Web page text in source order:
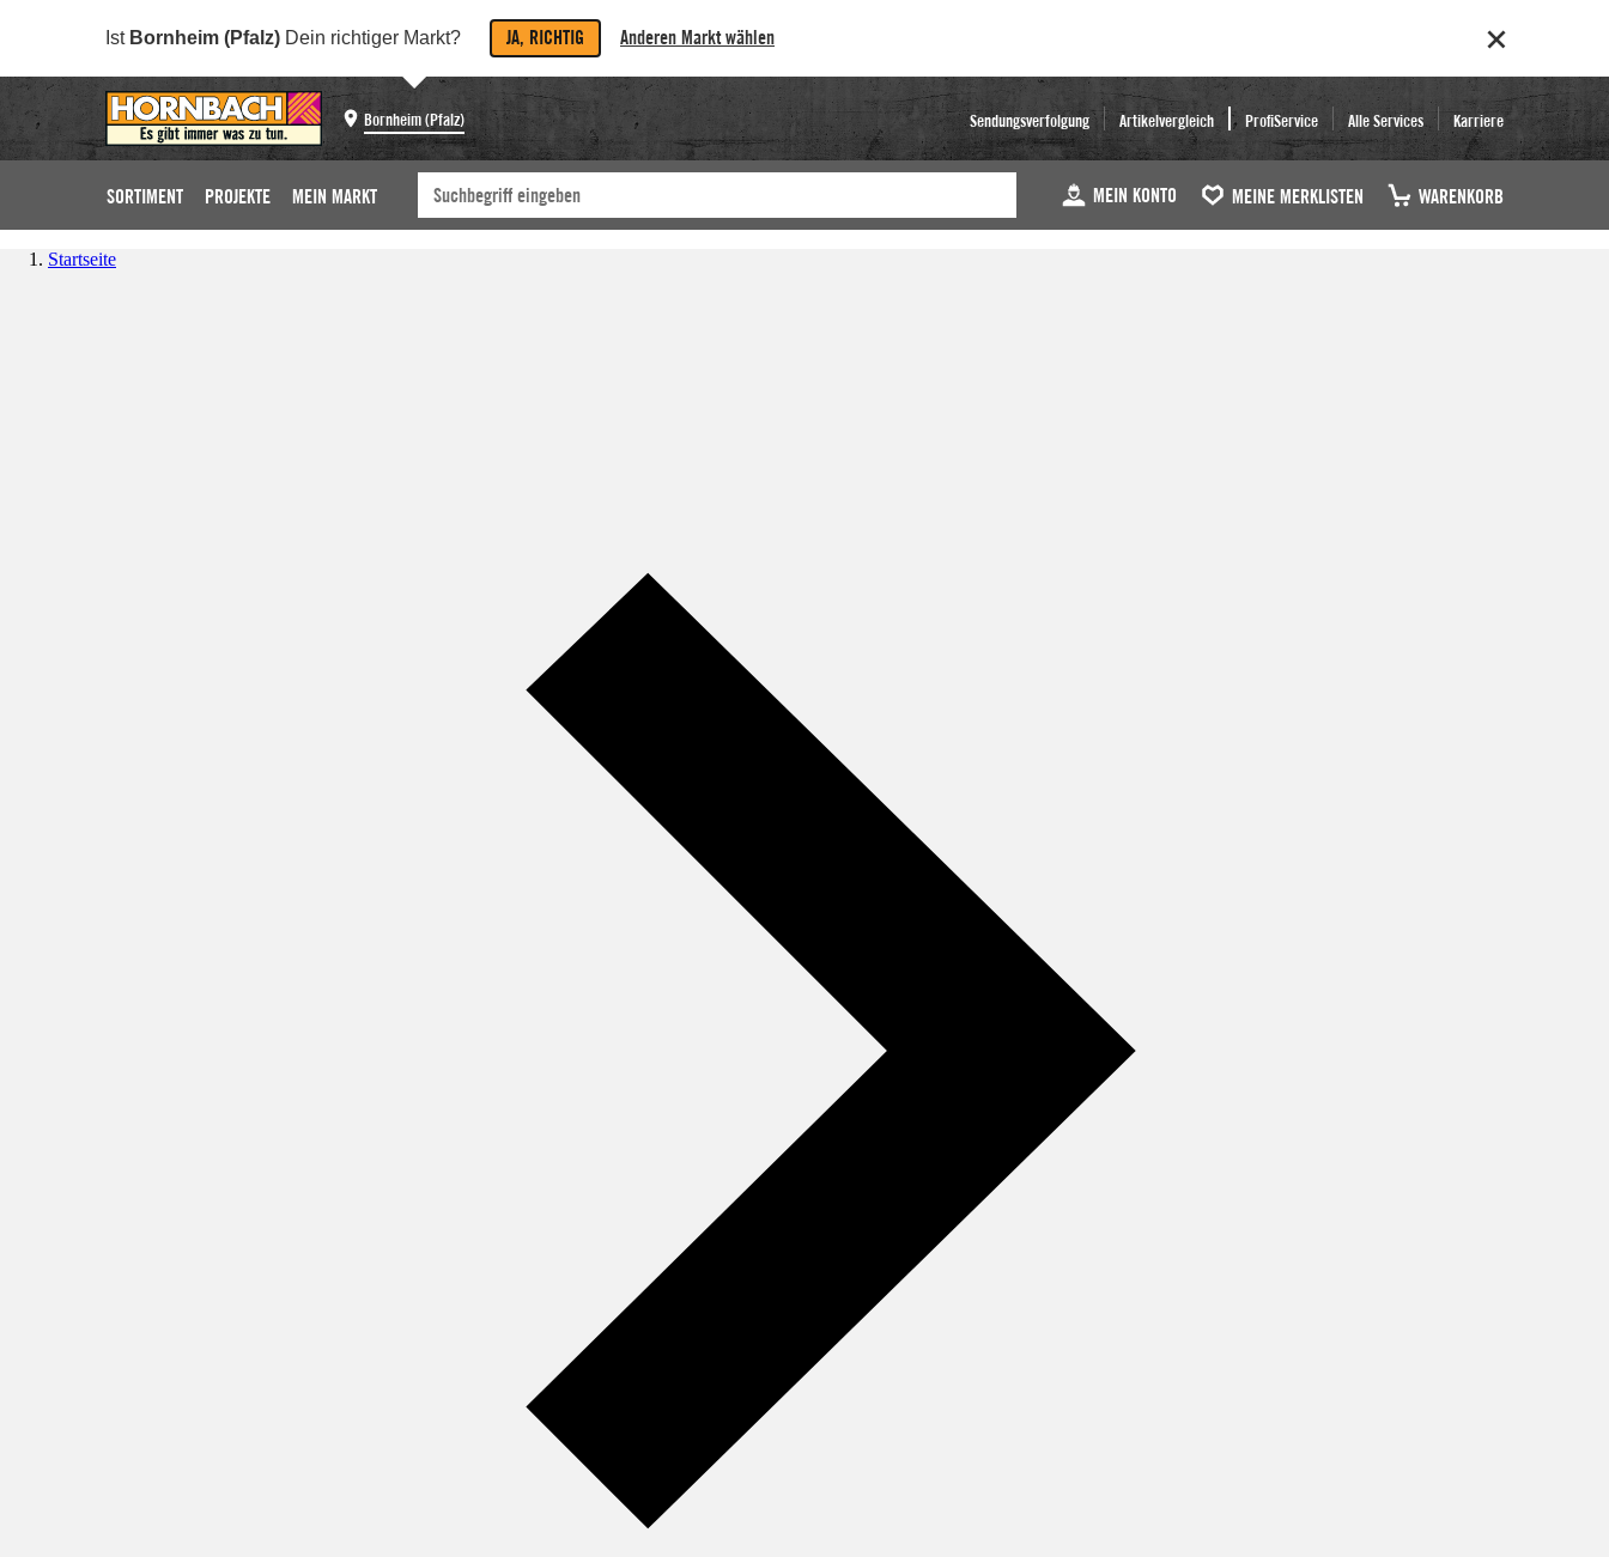
Ist Bornheim (Pfalz) Dein richtiger Markt? JA, RICHTIG Anderen Markt wählen
Bornheim (Pfalz) Sendungsverfolgung Artikelvergleich ProfiService Alle Services Karriere
SORTIMENT PROJEKTE MEIN MARKT MEIN KONTO MEINE MERKLISTEN WARENKORB
Startseite